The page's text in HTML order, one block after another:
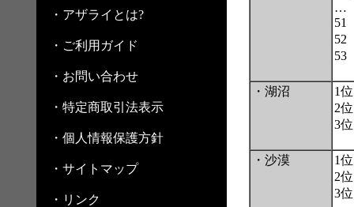
・アザライとは?
・ご利用ガイド
・お問い合わせ
・特定商取引法表示
・個人情報保護方針
・サイトマップ
・リンク
…
51
52
53
・湖沼
1
2
3
・沙漠
1
2
3